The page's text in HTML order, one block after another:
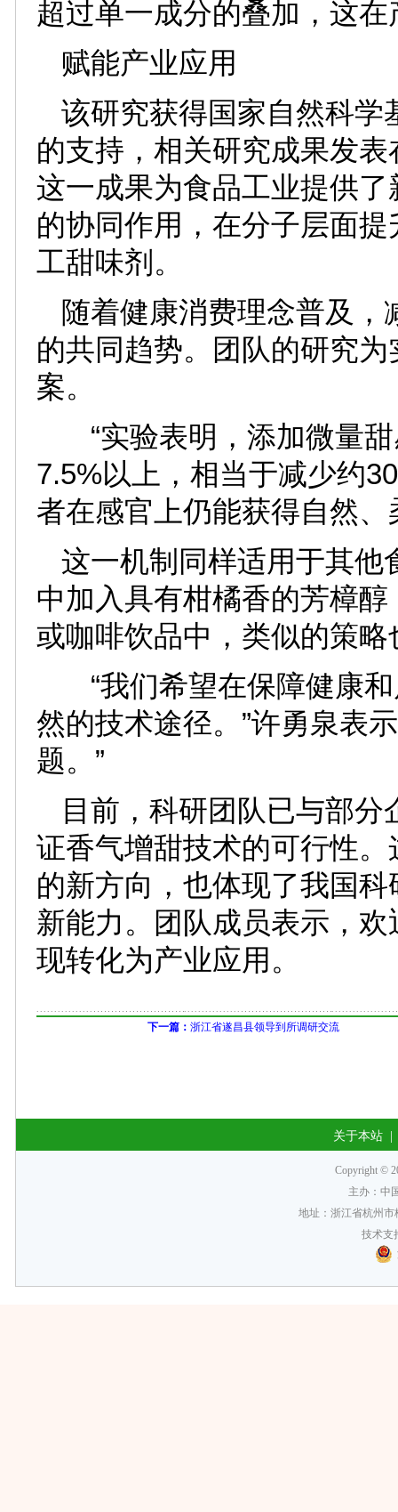
超过单一成分的叠加，这
赋能产业应用
该研究获得国家自然科学
的支持，相关研究成果发
这一成果为食品工业提供
的协同作用，在分子层面
工甜味剂。
随着健康消费理念普及
的共同趋势。团队的研究为
案。
“实验表明，添加微量
7.5%以上，相当于减少约
者在感官上仍能获得自然、
这一机制同样适用于其他
中加入具有柑橘香的芳樟
或咖啡饮品中，类似的策
“我们希望在保障健康
然的技术途径。”许勇泉表
题。”
目前，科研团队已与部
证香气增甜技术的可行性
的新方向，也体现了我国
新能力。团队成员表示，
现转化为产业应用。
下一篇： 浙江省遂昌县领导到所调研交流
关于本站
Copyright ©
主办：中
地址：浙江省杭州
技术支